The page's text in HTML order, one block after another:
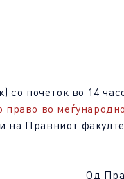
со почеток во 14
во
Правниот
Од